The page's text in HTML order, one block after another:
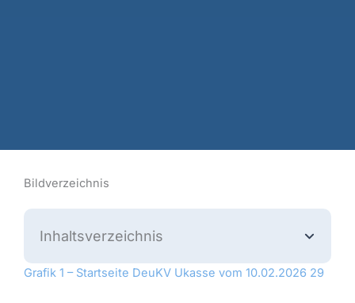
Bildverzeichnis
Inhaltsverzeichnis
Grafik 1 – Startseite DeuKV Ukasse vom 10.02.2026 29